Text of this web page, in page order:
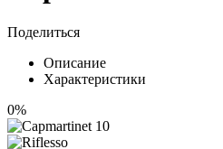
Поделиться
Описание
Характеристики
0%